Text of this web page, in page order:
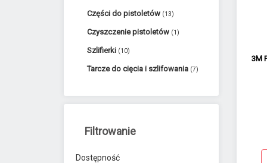
Części do pistoletów (13)
Czyszczenie pistoletów (1)
Szlifierki (10)
Tarcze do cięcia i szlifowania (7)
Filtrowanie
Dostępność
3M